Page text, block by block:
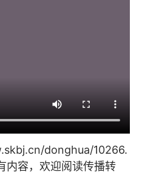
donghua/10266.
内容，欢迎阅读传播转